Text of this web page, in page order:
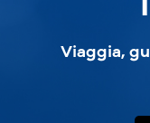
Viaggia,